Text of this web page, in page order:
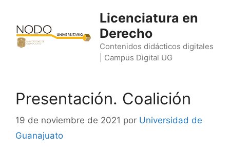
contenido
Licenciatura en
Derecho
Contenidos didácticos digitales
| Campus Digital UG
Presentación. Coalición
19 de noviembre de 2021 por Universidad de
Guanajuato